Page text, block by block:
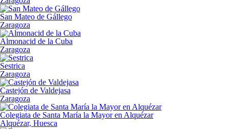
San Mateo de Gállego
Zaragoza
Almonacid de la Cuba
Zaragoza
Sestrica
Zaragoza
Castejón de Valdejasa
Zaragoza
Colegiata de Santa María la Mayor en Alquézar
Alquézar, Huesca